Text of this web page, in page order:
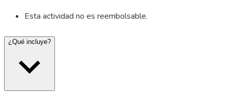
Esta actividad no es reembolsable.
¿Qué incluye?